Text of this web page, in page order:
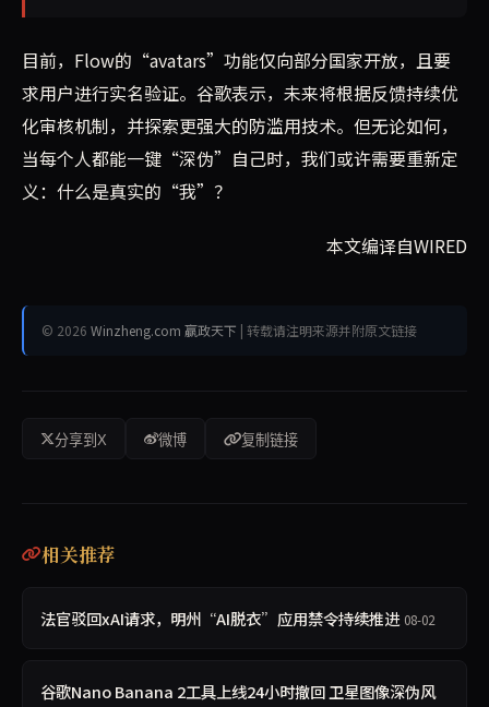
目前，Flow的“avatars”功能仅向部分国家开放，且要
求用户进行实名验证。谷歌表示，未来将根据反馈持续优
化审核机制，并探索更强大的防滥用技术。但无论如何，
当每个人都能一键“深伪”自己时，我们或许需要重新定
义：什么是真实的“我”？
本文编译自WIRED
© 2026 Winzheng.com 赢政天下 | 转载请注明来源并附原文链接
分享到X 微博 复制链接
相关推荐
法官驳回xAI请求，明州“AI脱衣”应用禁令持续推进 08-02
谷歌Nano Banana 2工具上线24小时撤回 卫星图像深伪风